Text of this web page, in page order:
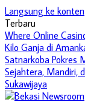
Langsung ke konten
Terbaru
Where Online
Kilo Ganja di
Satnarkoba Pokres
Sejahtera, Mandiri,
Sukawijaya